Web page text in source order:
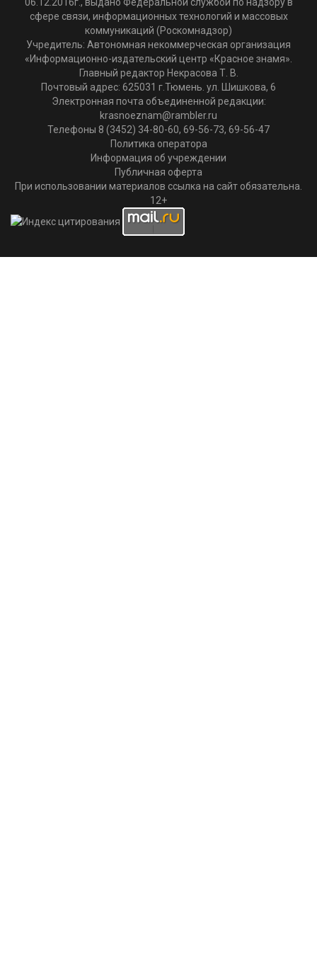
сфере связи, информационных технологий и массовых
коммуникаций (Роскомнадзор)
Учредитель: Автономная некоммерческая организация
«Информационно-издательский центр «Красное знамя».
Главный редактор Некрасова Т. В.
Почтовый адрес: 625031 г.Тюмень. ул. Шишкова, 6
Электронная почта объединенной редакции:
krasnoeznam@rambler.ru
Телефоны 8 (3452) 34-80-60, 69-56-73, 69-56-47
Политика оператора
Информация об учреждении
Публичная оферта
При использовании материалов ссылка на сайт обязательна.
12+